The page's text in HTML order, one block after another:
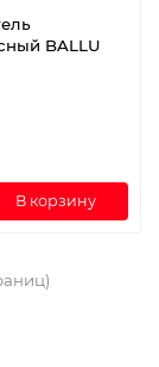
BALLU
В корзину